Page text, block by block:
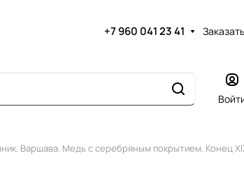
+7 960 041 23 41
Варшава. Медь с серебряным покрытием. Конец